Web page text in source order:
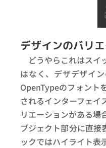
デザインのバリ
どうやらこれはスイ
はなく、デザデザイ
OpenTypeのフォント
されるインターフェイ
リエーションがある場
ブジェクト部分に直接
ックではハイライト表